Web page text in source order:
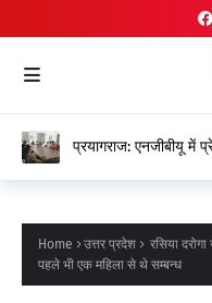
प्रयागराज: एनजीबीयू में
Home उत्तर प्रदेश
रसिया
पहले भी एक महिला से थे सम्बन्ध